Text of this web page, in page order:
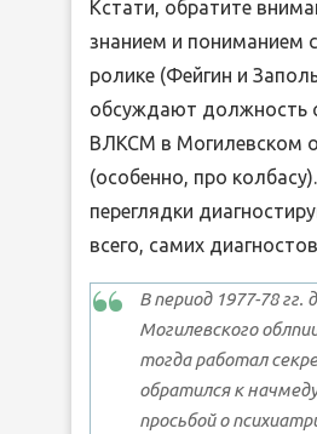
Кстати, обратите
знанием и пониманием
ролике (Фейгин и
обсуждают должность
ВЛКСМ в Могилевском
(особенно, про
переглядки
всего, самих
В период 1977-78 гг.
Могилевского
тогда работал
обратился к
просьбой о